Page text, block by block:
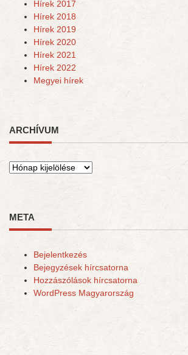
Hírek 2017
Hírek 2018
Hírek 2019
Hírek 2020
Hírek 2021
Hírek 2022
Megyei hírek
ARCHÍVUM
Archívum
META
Bejelentkezés
Bejegyzések hírcsatorna
Hozzászólások hírcsatorna
WordPress Magyarország